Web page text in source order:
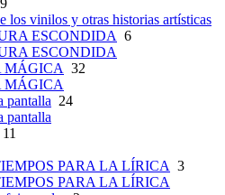
los vinilos y otras historias artísticas
ESCONDIDA 6
ESCONDIDA
MÁGICA 32
MÁGICA
pantalla 24
pantalla
11
PARA LA LÍRICA 3
PARA LA LÍRICA